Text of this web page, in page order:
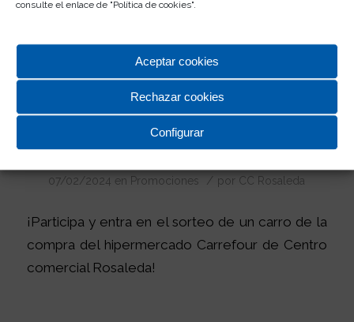
consulte el enlace de "Política de cookies".
Aceptar cookies
Rechazar cookies
Configurar
hotel, cine con palomitas y un almuerzo en
¡Adivina el precio justo!
07/02/2024 en Promociones / por CC Rosaleda
¡Participa y entra en el sorteo de un carro de la
compra del hipermercado Carrefour de Centro
comercial Rosaleda!